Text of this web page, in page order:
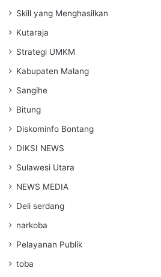
Skill yang Menghasilkan
Kutaraja
Strategi UMKM
Kabupaten Malang
Sangihe
Bitung
Diskominfo Bontang
DIKSI NEWS
Sulawesi Utara
NEWS MEDIA
Deli serdang
narkoba
Pelayanan Publik
toba